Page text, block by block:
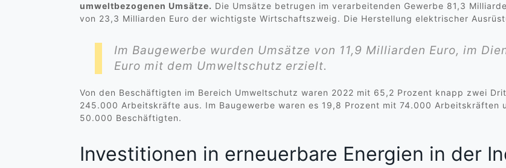
umweltbezogenen Umsätze. Die Umsätze betrugen im verarbeitenden Gewerbe 81,3
von 23,3 Milliarden Euro der wichtigste Wirtschaftszweig. Die Herstellung elektrischer
Im Baugewerbe wurden Umsätze von 11,9 Milliarden Euro, im
Euro mit dem Umweltschutz erzielt.
Von den Beschäftigten im Bereich Umweltschutz waren 2022 mit 65,2 Prozent knapp zwei
245.000 Arbeitskräfte aus. Im Baugewerbe waren es 19,8 Prozent mit 74.000 Arbeitskräften
50.000 Beschäftigten.
Investitionen in erneuerbare Energien in der